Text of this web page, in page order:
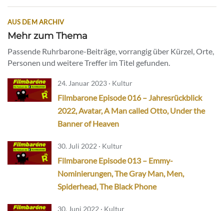
AUS DEM ARCHIV
Mehr zum Thema
Passende Ruhrbarone-Beiträge, vorrangig über Kürzel, Orte,
Personen und weitere Treffer im Titel gefunden.
24. Januar 2023 · Kultur
Filmbarone Episode 016 – Jahresrückblick
2022, Avatar, A Man called Otto, Under the
Banner of Heaven
30. Juli 2022 · Kultur
Filmbarone Episode 013 – Emmy-
Nominierungen, The Gray Man, Men,
Spiderhead, The Black Phone
30. Juni 2022 · Kultur